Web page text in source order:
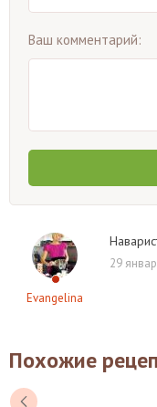
Ваш комментарий:
Evangelina
29
Похожие